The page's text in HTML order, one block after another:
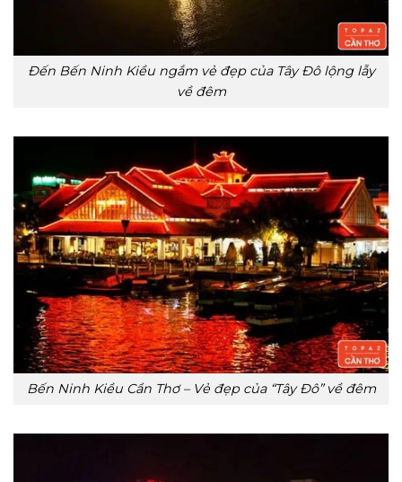
Đến Bến Ninh Kiều ngắm vẻ đẹp của Tây Đô lộng lẫy
về đêm
Bến Ninh Kiều Cần Thơ – Vẻ đẹp của “Tây Đô” về đêm